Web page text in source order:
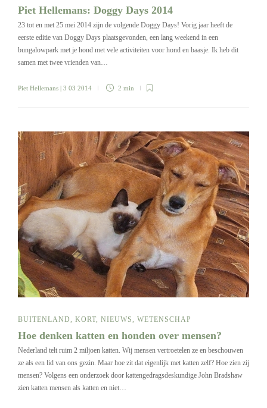
Piet Hellemans: Doggy Days 2014
23 tot en met 25 mei 2014 zijn de volgende Doggy Days! Vorig jaar heeft de
eerste editie van Doggy Days plaatsgevonden, een lang weekend in een
bungalowpark met je hond met vele activiteiten voor hond en baasje. Ik heb dit
samen met twee vrienden van…
Piet Hellemans | 3 03 2014 2 min
BUITENLAND KORT NIEUWS WETENSCHAP
Hoe denken katten en honden over mensen?
Nederland telt ruim 2 miljoen katten. Wij mensen vertroetelen ze en beschouwen
ze als een lid van ons gezin. Maar hoe zit dat eigenlijk met katten zelf? Hoe zien zij
mensen? Volgens een onderzoek door kattengedragsdeskundige John Bradshaw
zien katten mensen als katten en niet…